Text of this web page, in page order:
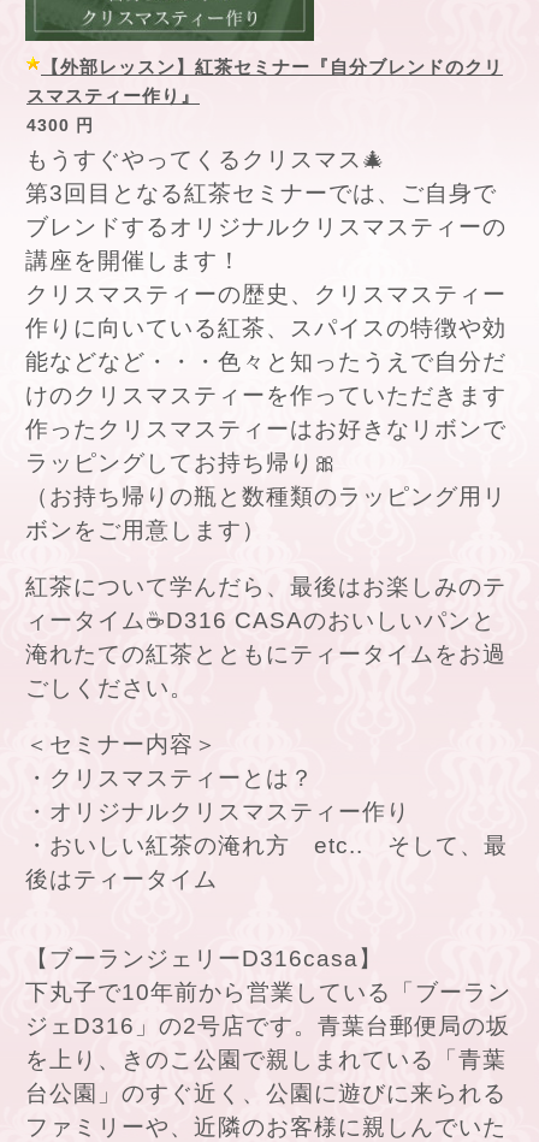
【外部レッスン】紅茶セミナー『自分ブレンドのクリ
スマスティー作り』
4300 円
もうすぐやってくるクリスマス🎄
第3回目となる紅茶セミナーでは、ご自身で
ブレンドするオリジナルクリスマスティーの
講座を開催します！
クリスマスティーの歴史、クリスマスティー
作りに向いている紅茶、スパイスの特徴や効
能などなど・・・色々と知ったうえで自分だ
けのクリスマスティーを作っていただきます
作ったクリスマスティーはお好きなリボンで
ラッピングしてお持ち帰り🎀
（お持ち帰りの瓶と数種類のラッピング用リ
ボンをご用意します）
紅茶について学んだら、最後はお楽しみのテ
ィータイム☕D316 CASAのおいしいパンと
淹れたての紅茶とともにティータイムをお過
ごしください。
＜セミナー内容＞
・クリスマスティーとは？
・オリジナルクリスマスティー作り
・おいしい紅茶の淹れ方 etc.. そして、最
後はティータイム
【ブーランジェリーD316casa】
下丸子で10年前から営業している「ブーラン
ジェD316」の2号店です。青葉台郵便局の坂
を上り、きのこ公園で親しまれている「青葉
台公園」のすぐ近く、公園に遊びに来られる
ファミリーや、近隣のお客様に親しんでいた